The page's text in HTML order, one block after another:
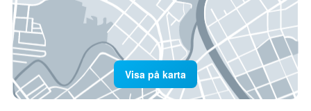
Visa på karta